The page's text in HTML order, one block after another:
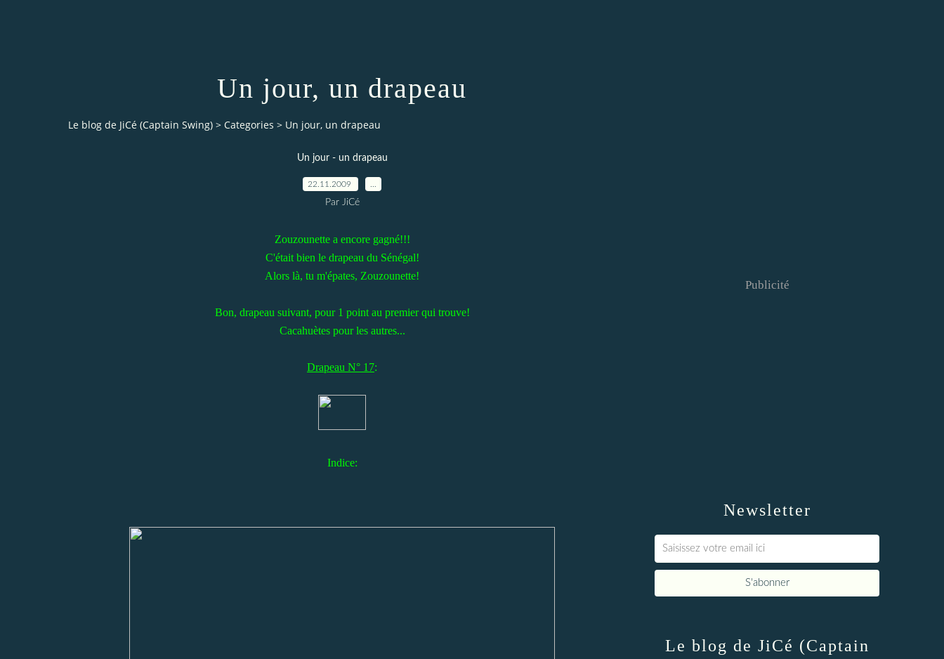
Un jour, un drapeau
Le blog de JiCé (Captain Swing) > Categories > Un jour, un drapeau
Un jour - un drapeau
22.11.2009
Par JiCé
Zouzounette a encore gagné!!!
C'était bien le drapeau du Sénégal!
Alors là, tu m'épates, Zouzounette!
Bon, drapeau suivant, pour 1 point au premier qui trouve!
Cacahuètes pour les autres...
Drapeau N° 17:
Indice:
Newsletter
Publicité
Le blog de JiCé (Captain